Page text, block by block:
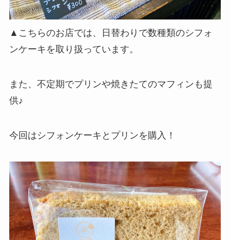
▲こちらのお店では、日替わりで数種類のシフォ
ンケーキを取り扱っています。
また、不定期でプリンや焼きたてのマフィンも提
供♪
今回はシフォンケーキとプリンを購入！